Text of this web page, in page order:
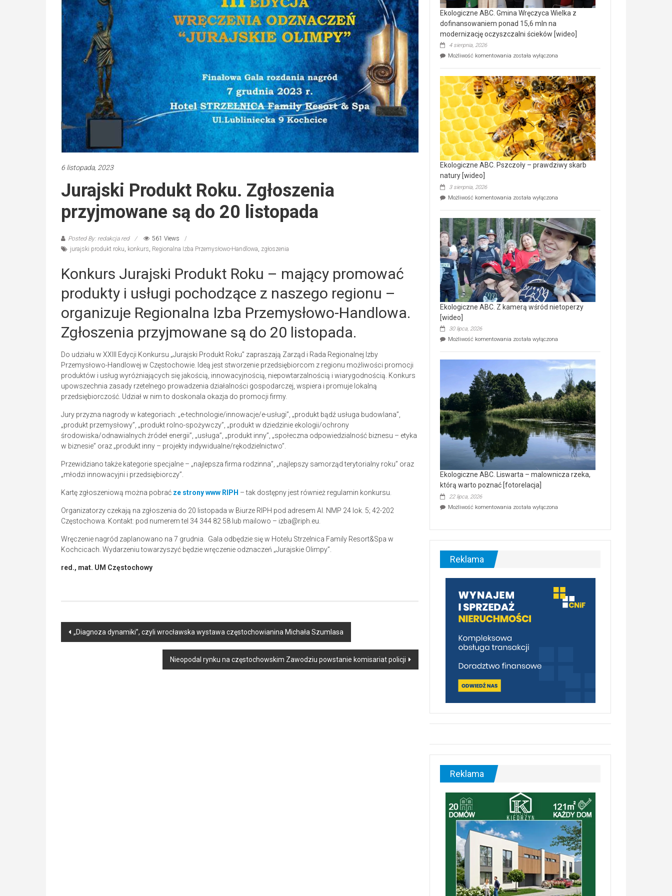
6 listopada, 2023
Jurajski Produkt Roku. Zgłoszenia
przyjmowane są do 20 listopada
Posted By: redakcja red
561 Views
jurajski produkt roku, konkurs, Regionalna Izba Przemysłowo-Handlowa, zgłoszenia
Konkurs Jurajski Produkt Roku – mający promować
produkty i usługi pochodzące z naszego regionu –
organizuje Regionalna Izba Przemysłowo-Handlowa.
Zgłoszenia przyjmowane są do 20 listopada.
Do udziału w XXIII Edycji Konkursu „Jurajski Produkt Roku” zapraszają Zarząd i Rada Regionalnej Izby
Przemysłowo-Handlowej w Częstochowie. Ideą jest stworzenie przedsiębiorcom z regionu możliwości promocji
produktów i usług wyróżniających się jakością, innowacyjnością, niepowtarzalnością i wiarygodnością. Konkurs
upowszechnia zasady rzetelnego prowadzenia działalności gospodarczej, wspiera i promuje lokalną
przedsiębiorczość. Udział w nim to doskonala okazja do promocji firmy.
Jury przyzna nagrody w kategoriach: „e-technologie/innowacje/e-usługi”, „produkt bądź usługa budowlana”,
„produkt przemysłowy”, „produkt rolno-spożywczy”, „produkt w dziedzinie ekologii/ochrony
środowiska/odnawialnych źródeł energii”, „usługa”, „produkt inny”, „społeczna odpowiedzialność biznesu – etyka
w biznesie” oraz „produkt inny – projekty indywidualne/rękodzielnictwo”.
Przewidziano także kategorie specjalne – „najlepsza firma rodzinna”, „najlepszy samorząd terytorialny roku” oraz
„młodzi innowacyjni i przedsiębiorczy”.
Kartę zgłoszeniową można pobrać ze strony www RIPH – tak dostępny jest również regulamin konkursu.
Organizatorzy czekają na zgłoszenia do 20 listopada w Biurze RIPH pod adresem Al. NMP 24 lok. 5; 42-202
Częstochowa. Kontakt: pod numerem tel 34 344 82 58 lub mailowo – izba@riph.eu.
Wręczenie nagród zaplanowano na 7 grudnia. Gala odbędzie się w Hotelu Strzelnica Family Resort&Spa w
Kochcicach. Wydarzeniu towarzyszyć będzie wręczenie odznaczeń „Jurajskie Olimpy”.
red., mat. UM Częstochowy
Post
„Diagnoza dynamiki”, czyli wrocławska wystawa częstochowianina Michała Szumlasa
Nieopodal rynku na częstochowskim Zawodziu powstanie komisariat policji
Ekologiczne ABC. Gmina Wręczyca Wielka z
dofinansowaniem ponad 15,6 mln na
modernizację oczyszczalni ścieków [wideo]
4 sierpnia, 2026
Możliwość komentowania Ekologiczne
Wręczyca
Wielka
z
dofinansowaniem
ponad
15,6
mln
na
modernizację
oczyszczalni
ścieków
[wideo]
została wyłączona
Ekologiczne ABC. Pszczoły – prawdziwy skarb
natury [wideo]
3 sierpnia, 2026
Możliwość komentowania Ekologiczne
–
prawdziwy
skarb
natury
[wideo]
została wyłączona
Ekologiczne ABC. Z kamerą wśród nietoperzy
[wideo]
30 lipca, 2026
Możliwość komentowania Ekologiczne
wśród
nietoperzy
[wideo]
została wyłączona
Ekologiczne ABC. Liswarta – malownicza rzeka,
którą warto poznać [fotorelacja]
22 lipca, 2026
Możliwość komentowania Ekologiczne
–
malownicza
[fotorelacja]
została wyłączona
Reklama
Reklama